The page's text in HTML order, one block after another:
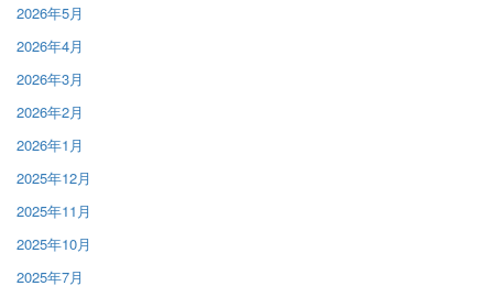
2026年5月
2026年4月
2026年3月
2026年2月
2026年1月
2025年12月
2025年11月
2025年10月
2025年7月